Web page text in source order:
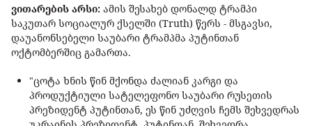
ვითარების არსი: ამის შესახებ დონალდ ტრამპი
საკუთარ სოციალურ ქსელში (Truth) წერს - მსგავსი,
დაუანონსებელი საუბარი ტრამპმა პუტინთან
ოქტომბერშიც გამართა.
"ცოტა ხნის წინ მქონდა ძალიან კარგი და
პროდუქტიული სატელეფონო საუბარი რუსეთის
პრეზიდენტ პუტინთან, ეს წინ უძღვის ჩემს შეხვედრას